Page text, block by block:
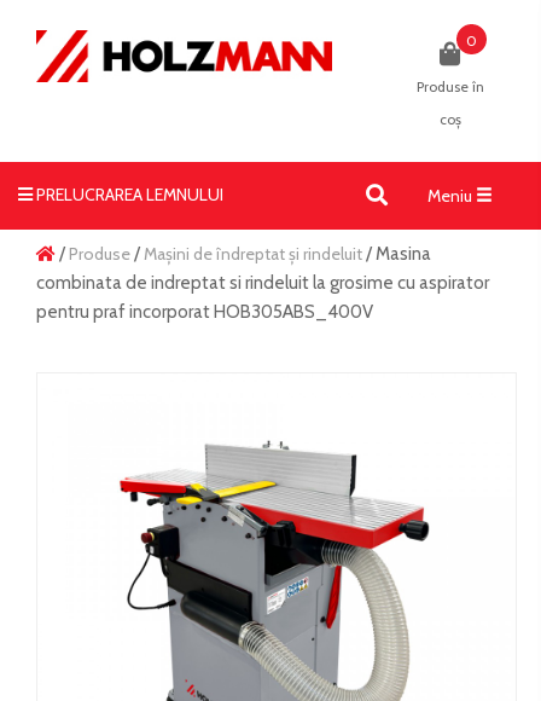
0
Produse în
coș
PRELUCRAREA LEMNULUI Meniu Toggle
/ Produse/Mașini de îndreptat și rindeluit/ Masina
combinata de indreptat si rindeluit la grosime cu aspirator
pentru praf incorporat HOB305ABS_400V